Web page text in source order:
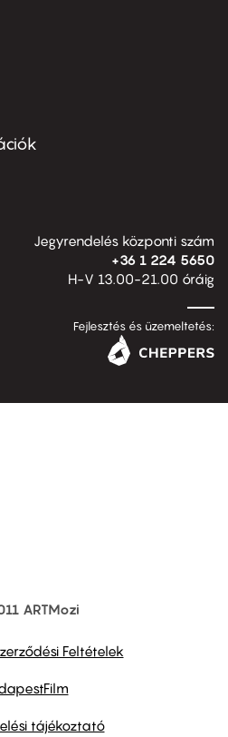
Jegyrendelés központi szám
+36 1 224 5650
H-V 13.00-21.00 óráig
Fejlesztés és üzemeltetés:
ARTMozi
Feltételek
tájékoztató